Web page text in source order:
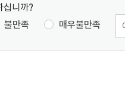
십니까?
불만족 매우불만족
견